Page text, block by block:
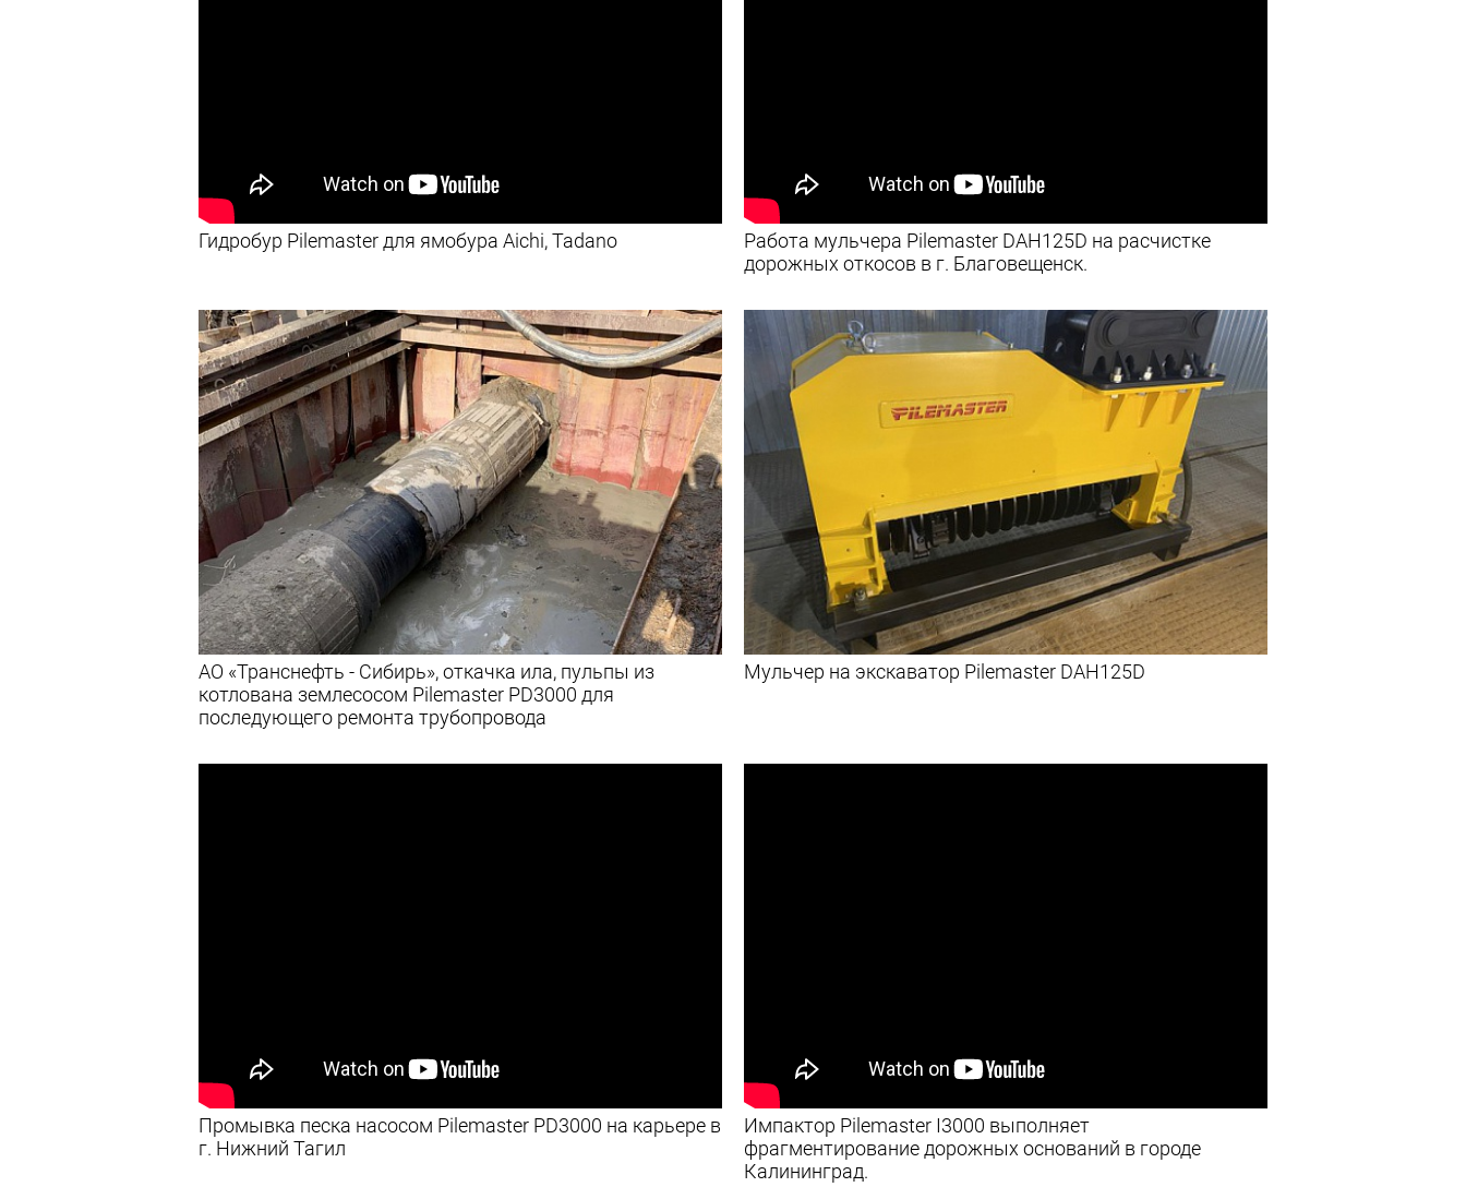
Гидробур Pilemaster для ямобура Aichi, Tadano
Работа мульчера Pilemaster DAH125D на расчистке
дорожных откосов в г. Благовещенск.
АО «Транснефть - Сибирь», откачка ила, пульпы из
котлована землесосом Pilemaster PD3000 для
последующего ремонта трубопровода
Мульчер на экскаватор Pilemaster DAH125D
Промывка песка насосом Pilemaster PD3000 на карьере в
г. Нижний Тагил
Импактор Pilemaster I3000 выполняет
фрагментирование дорожных оснований в городе
Калининград.